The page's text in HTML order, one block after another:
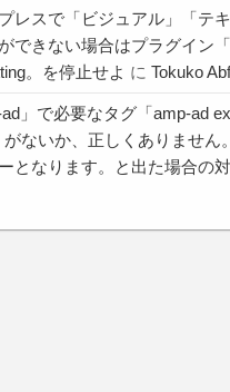
レスで「ビジュアル」「テ
できない場合はプラグイン
。を停止せよ に Tokuko
ad」で必要なタグ「amp-ad
がないか、正しくありません
となります。と出た場合の